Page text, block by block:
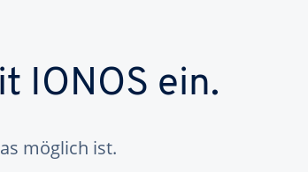
IONOS ein.
möglich ist.